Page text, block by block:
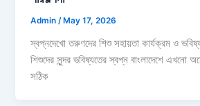
Admin/May 17, 2026
স্বপ্নদেখো তরুণদের শিশু সহায়তা কার্যক্রম ও
শিশুদের সুন্দর ভবিষ্যতের স্বপ্ন বাংলাদেশে এখনো
সঠিক